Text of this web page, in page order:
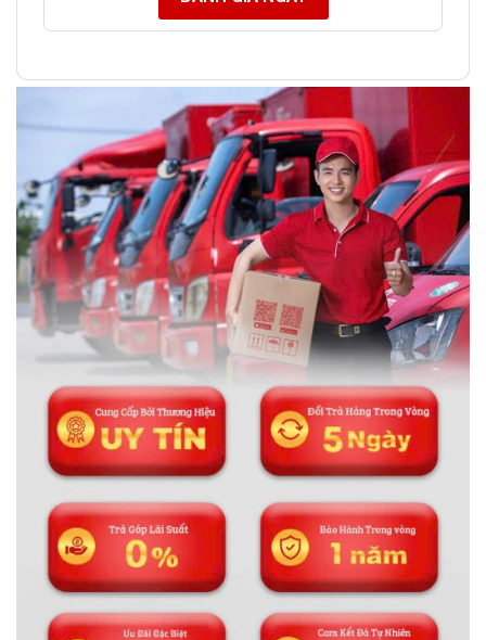
Địa chỉ: 60/69 Bùi Huy Bích, Hoàng Mai, Hà Nội
Điện thoại: 0982 627 166
Email:daphongthuyanphat@gmail.com